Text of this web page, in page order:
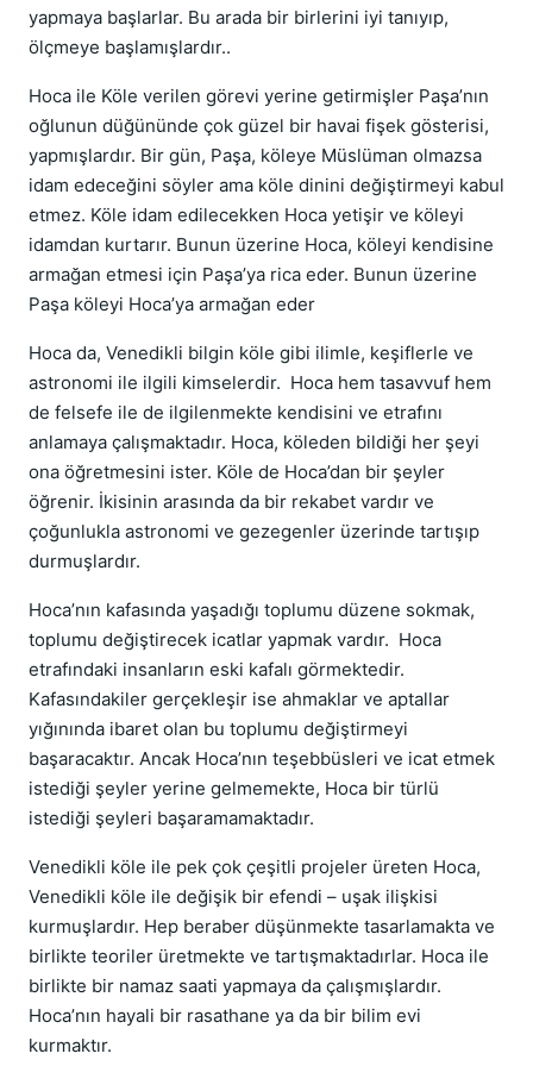
yapmaya başlarlar. Bu arada bir birlerini iyi tanıyıp,
ölçmeye başlamışlardır..
Hoca ile Köle verilen görevi yerine getirmişler Paşa’nın
oğlunun düğününde çok güzel bir havai fişek gösterisi,
yapmışlardır. Bir gün, Paşa, köleye Müslüman olmazsa
idam edeceğini söyler ama köle dinini değiştirmeyi kabul
etmez. Köle idam edilecekken Hoca yetişir ve köleyi
idamdan kurtarır. Bunun üzerine Hoca, köleyi kendisine
armağan etmesi için Paşa’ya rica eder. Bunun üzerine
Paşa köleyi Hoca’ya armağan eder
Hoca da, Venedikli bilgin köle gibi ilimle, keşiflerle ve
astronomi ile ilgili kimselerdir. Hoca hem tasavvuf hem
de felsefe ile de ilgilenmekte kendisini ve etrafını
anlamaya çalışmaktadır. Hoca, köleden bildiği her şeyi
ona öğretmesini ister. Köle de Hoca’dan bir şeyler
öğrenir. İkisinin arasında da bir rekabet vardır ve
çoğunlukla astronomi ve gezegenler üzerinde tartışıp
durmuşlardır.
Hoca’nın kafasında yaşadığı toplumu düzene sokmak,
toplumu değiştirecek icatlar yapmak vardır. Hoca
etrafındaki insanların eski kafalı görmektedir.
Kafasındakiler gerçekleşir ise ahmaklar ve aptallar
yığınında ibaret olan bu toplumu değiştirmeyi
başaracaktır. Ancak Hoca’nın teşebbüsleri ve icat etmek
istediği şeyler yerine gelmemekte, Hoca bir türlü
istediği şeyleri başaramamaktadır.
Venedikli köle ile pek çok çeşitli projeler üreten Hoca,
Venedikli köle ile değişik bir efendi – uşak ilişkisi
kurmuşlardır. Hep beraber düşünmekte tasarlamakta ve
birlikte teoriler üretmekte ve tartışmaktadırlar. Hoca ile
birlikte bir namaz saati yapmaya da çalışmışlardır.
Hoca’nın hayali bir rasathane ya da bir bilim evi
kurmaktır.